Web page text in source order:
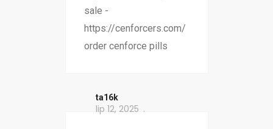
sale -
https://cenforcers.com/
order cenforce pills
ta16k
lip 12, 2025